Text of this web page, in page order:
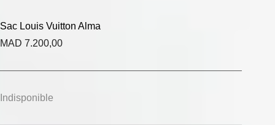
Sac Louis Vuitton Alma
MAD 7.200,00
Indisponible